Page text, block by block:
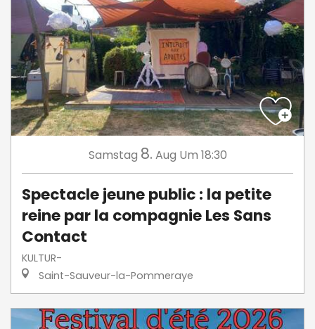
Samstag 8. Aug Um 18:30
Spectacle jeune public : la petite
reine par la compagnie Les Sans
Contact
KULTUR-
Saint-Sauveur-la-Pommeraye